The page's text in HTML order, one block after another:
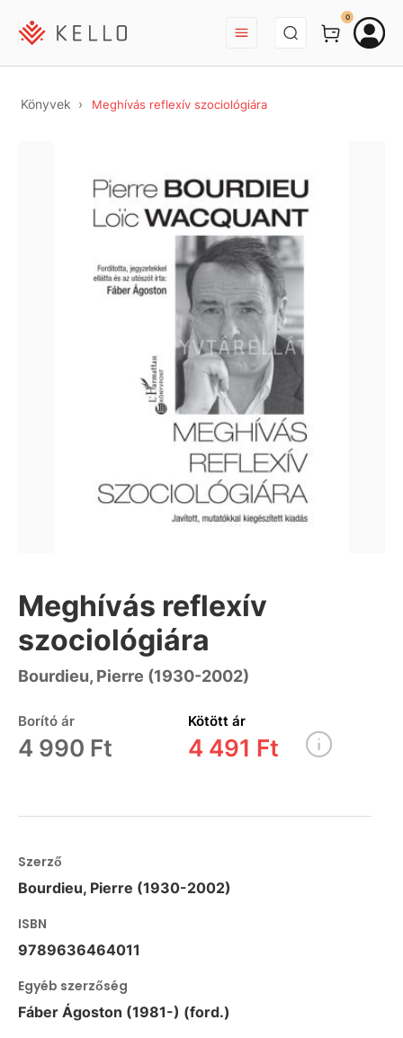
BEJELENTKEZÉS
0
Könyvek Meghívás reflexív szociológiára
Meghívás reflexív
szociológiára
Bourdieu, Pierre (1930-2002)
Borító ár
4 990 Ft
Kötött ár
4 491 Ft
Szerző
Bourdieu, Pierre (1930-2002)
ISBN
9789636464011
Egyéb szerzőség
Fáber Ágoston (1981-) (ford.)